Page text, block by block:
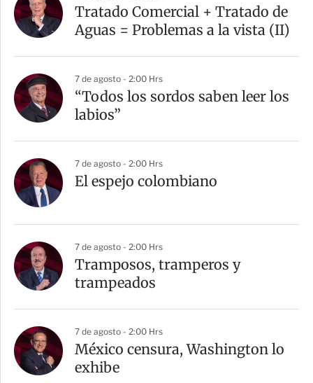
Tratado Comercial + Tratado de
Aguas = Problemas a la vista (II)
7 de agosto - 2:00 Hrs
“Todos los sordos saben leer los
labios”
7 de agosto - 2:00 Hrs
El espejo colombiano
7 de agosto - 2:00 Hrs
Tramposos, tramperos y
trampeados
7 de agosto - 2:00 Hrs
México censura, Washington lo
exhibe